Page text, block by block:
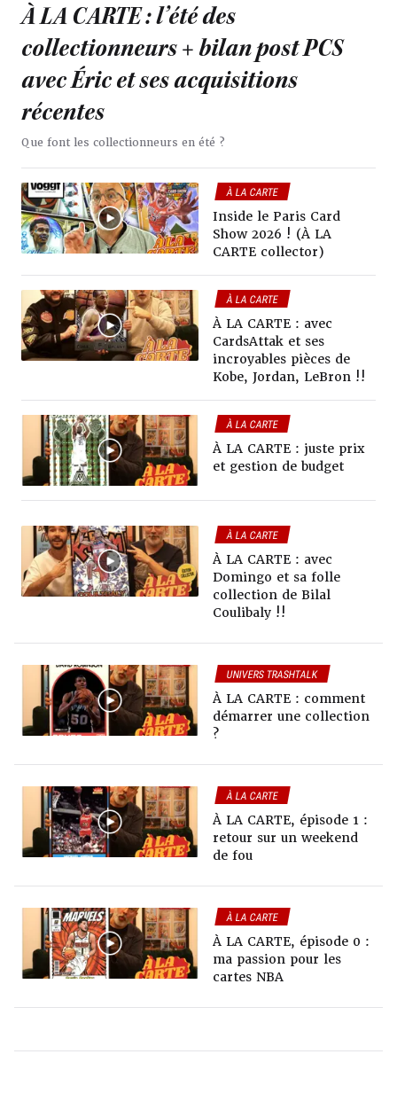
À LA CARTE : l’été des
collectionneurs + bilan post PCS
avec Éric et ses acquisitions
récentes
Que font les collectionneurs en été ?
À LA CARTE
COLLECTIONS
LIFESTYLE
Inside le Paris Card
Show 2026 ! (À LA
CARTE collector)
À LA CARTE
VIDÉOS TRASHTALK
À LA CARTE : avec
CardsAttak et ses
incroyables pièces de
Kobe, Jordan, LeBron !!
À LA CARTE
À LA CARTE : juste prix
et gestion de budget
À LA CARTE
COLLECTIONS
VIDÉOS TRASHTALK
À LA CARTE : avec
Domingo et sa folle
collection de Bilal
Coulibaly !!
UNIVERS TRASHTALK
À LA CARTE
VIDÉOS TRASHTALK
À LA CARTE : comment
démarrer une collection
?
À LA CARTE
COLLECTIONS
À LA CARTE, épisode 1 :
retour sur un weekend
de fou
À LA CARTE
COLLECTIONS
À LA CARTE, épisode 0 :
ma passion pour les
cartes NBA